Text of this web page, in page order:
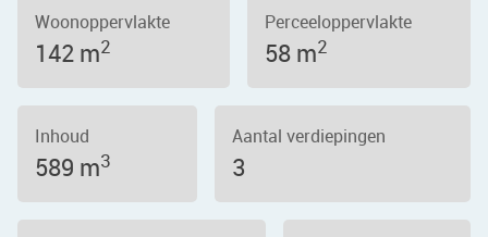
Woonoppervlakte
142 m2
Perceeloppervlakte
58 m2
Inhoud
589 m3
Aantal verdiepingen
3